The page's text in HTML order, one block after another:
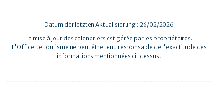
Datum der letzten Aktualisierung : 26/02/2026
La mise à jour des calendriers est gérée par les propriétaires.
L'Office de tourisme ne peut être tenu responsable de l'exactitude des
informations mentionnées ci-dessus.